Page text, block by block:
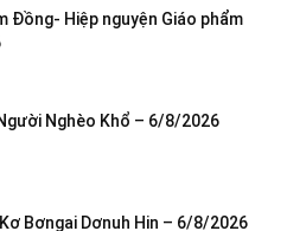
Đồng- Hiệp nguyện Giáo phẩm
Nghèo Khổ – 6/8/2026
Bơngai Dơnuh Hin – 6/8/2026